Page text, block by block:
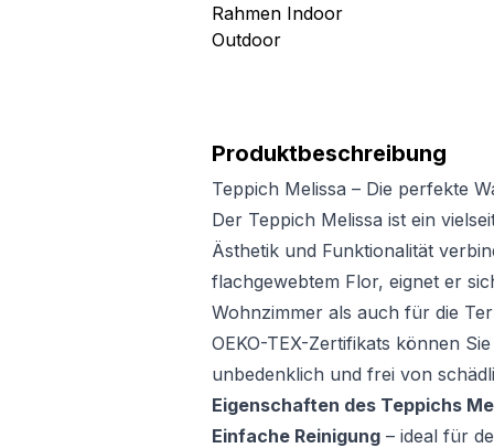
Produktbeschreibung
Teppich Melissa – Die perfekte
Der Teppich Melissa ist ein
Ästhetik und Funktionalität
flachgewebtem Flor, eignet er
Wohnzimmer als auch für die
OEKO-TEX-Zertifikats können
unbedenklich und frei von
Eigenschaften des Teppichs
Einfache Reinigung – ideal für